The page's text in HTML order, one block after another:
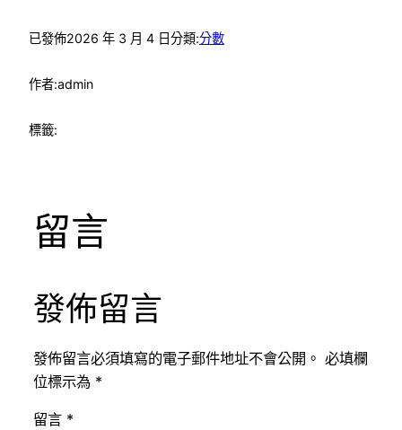
已發佈2026 年 3 月 4 日分類:分數
作者:admin
標籤:
留言
發佈留言
發佈留言必須填寫的電子郵件地址不會公開。 必填欄
位標示為 *
留言 *